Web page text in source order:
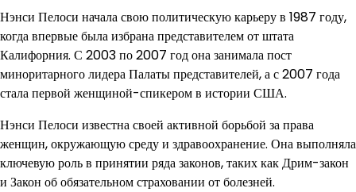
Нэнси Пелоси начала свою политическую карьеру в 1987 году,
когда впервые была избрана представителем от штата
Калифорния. С 2003 по 2007 год она занимала пост
миноритарного лидера Палаты представителей, а с 2007 года
стала первой женщиной-спикером в истории США.
Нэнси Пелоси известна своей активной борьбой за права
женщин, окружающую среду и здравоохранение. Она выполняла
ключевую роль в принятии ряда законов, таких как Дрим-закон
и Закон об обязательном страховании от болезней.